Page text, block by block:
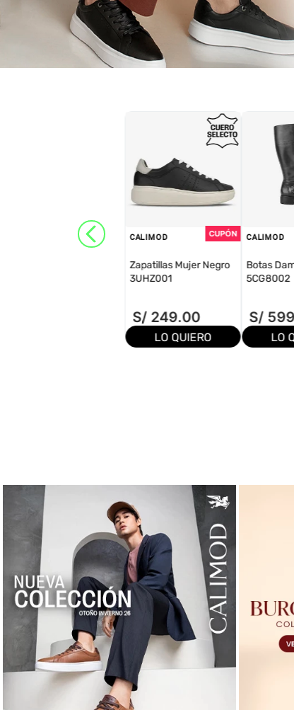
CALIMOD
Zapatillas Mujer Negro
3UHZ001
S/ 249.00
LO QUIERO
CALIMOD
Botas
5CG8002
S/ 599
LO